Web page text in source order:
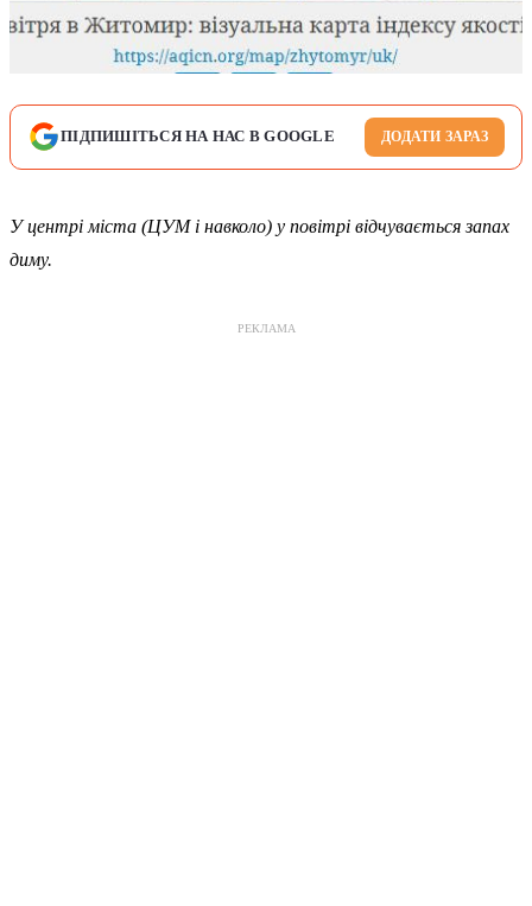
ПІДПИШІТЬСЯ НА НАС В GOOGLE ДОДАТИ ЗАРАЗ
У центрі міста (ЦУМ і навколо) у повітрі відчувається запах
диму.
РЕКЛАМА